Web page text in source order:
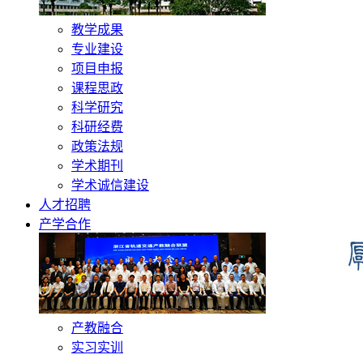
教学成果
专业建设
项目申报
课程思政
科学研究
科研经费
政策法规
学术期刊
学术诚信建设
人才招聘
产学合作
产教融合
实习实训